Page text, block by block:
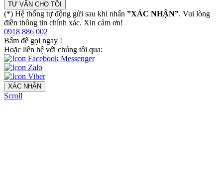
TƯ VẤN CHO TÔI
(*) Hệ thống tự động gửi sau khi nhấn ”XÁC NHẬN”. Vui lòng
điền thông tin chính xác. Xin cảm ơn!
0918 886 002
Bấm để gọi ngay !
Hoặc liên hệ với chúng tôi qua:
XÁC NHẬN
Scroll